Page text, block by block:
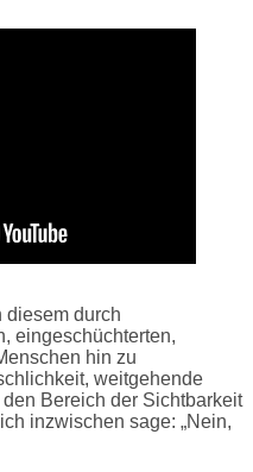
diesem durch
eingeschüchterten,
hin zu
weitgehende
Bereich der Sichtbarkeit
inzwischen sage: „Nein,